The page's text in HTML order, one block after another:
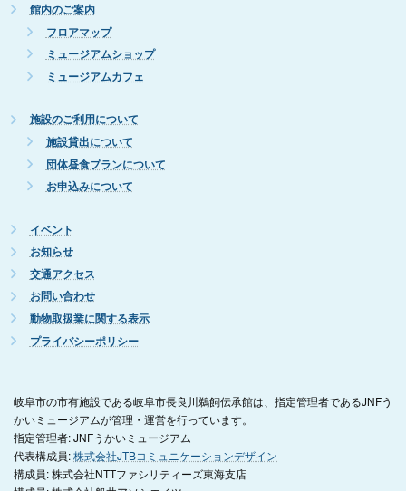
館内のご案内
フロアマップ
ミュージアムショップ
ミュージアムカフェ
施設のご利用について
施設貸出について
団体昼食プランについて
お申込みについて
イベント
お知らせ
交通アクセス
お問い合わせ
動物取扱業に関する表示
プライバシーポリシー
岐阜市の市有施設である岐阜市長良川鵜飼伝承館は、指定管理者であるJNFう
かいミュージアムが管理・運営を行っています。
指定管理者: JNFうかいミュージアム
代表構成員:株式会社JTBコミュニケーションデザイン
構成員: 株式会社NTTファシリティーズ東海支店